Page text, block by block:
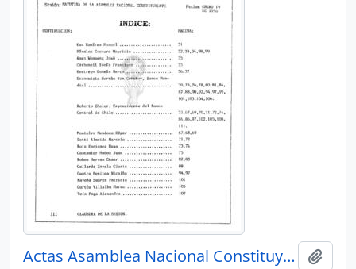
Actas Asamblea Nacional Constituyente 97-98